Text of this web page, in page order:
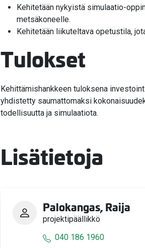
Kehitetään nykyistä simulaatio-
metsäkoneelle.
Kehitetään liikuteltava opetustila,
Tulokset
Kehittämishankkeen tuloksena
yhdistetty saumattomaksi
todellisuutta ja simulaatiota.
Lisätietoja
Palokangas, Raija
projektipäällikkö
040 186 1960